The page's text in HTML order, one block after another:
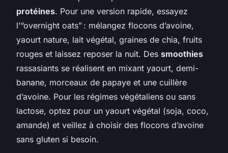
protéines. Pour une version rapide, essayez
l’“overnight oats” : mélangez flocons d’avoine,
yaourt nature, lait végétal, graines de chia, fruits
rouges et laissez reposer la nuit. Des smoothies
rassasiants se réalisent en mixant yaourt, demi-
banane, morceaux de papaye et une cuillère
d’avoine. Pour les régimes végétaliens ou sans
lactose, optez pour un yaourt végétal (soja, coco,
amande) et veillez à choisir des flocons d’avoine
sans gluten si besoin.